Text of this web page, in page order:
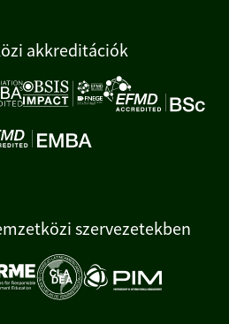
akkreditációk
szervezetekben